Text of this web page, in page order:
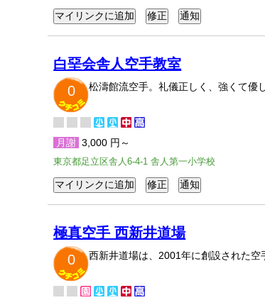
白堊会舎人空手教室
0
松濤館流空手。礼儀正しく、強くて優
月謝 3,000 円～
東京都足立区舎人6-4-1 舎人第一小学校
極真空手 西新井道場
0
西新井道場は、2001年に創設された空